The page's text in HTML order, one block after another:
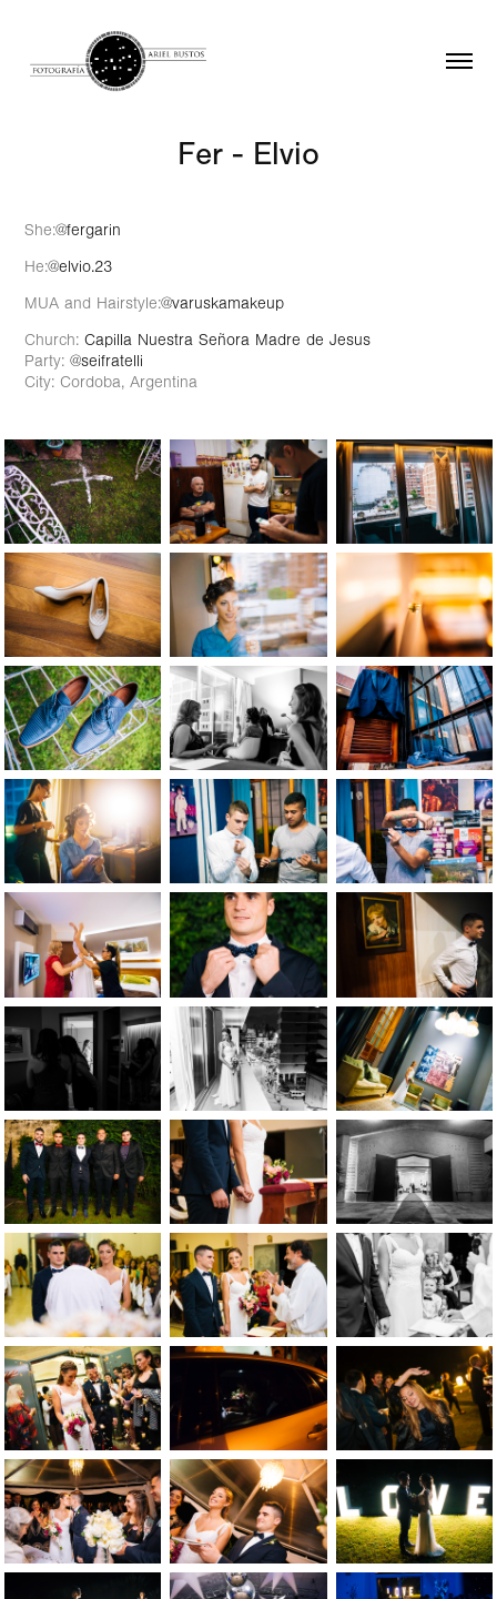
Fer - Elvio
She:@fergarin
He:@elvio.23
MUA and Hairstyle:@varuskamakeup
Church:Capilla Nuestra Señora Madre de Jesus
Party:@seifratelli
City: Cordoba, Argentina